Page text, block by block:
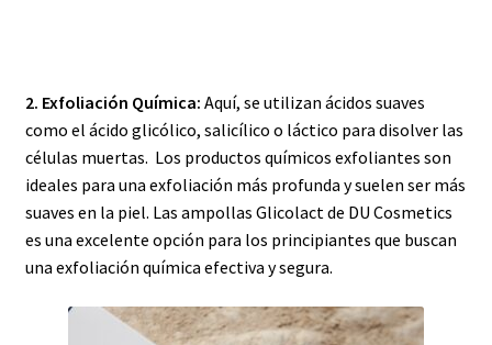
2. Exfoliación Química: Aquí, se utilizan ácidos suaves
como el ácido glicólico, salicílico o láctico para disolver las
células muertas. Los productos químicos exfoliantes son
ideales para una exfoliación más profunda y suelen ser más
suaves en la piel. Las ampollas Glicolact de DU Cosmetics
es una excelente opción para los principiantes que buscan
una exfoliación química efectiva y segura.